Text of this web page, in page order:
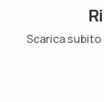
Scarica